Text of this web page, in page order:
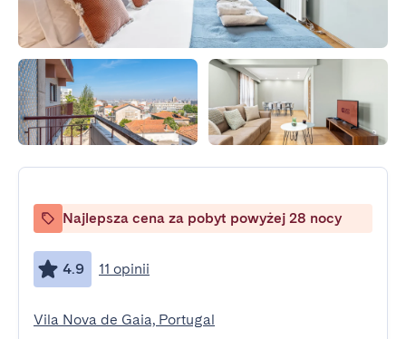
Najlepsza cena za pobyt powyżej 28 nocy
4.9 11 opinii
Vila Nova de Gaia, Portugal